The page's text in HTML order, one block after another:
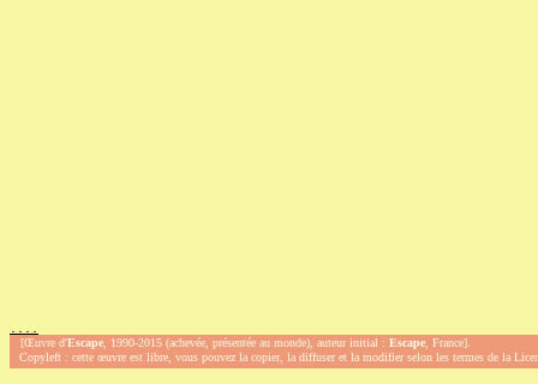
[Œuvre d'Escape, 1990-2015 (achevée, présentée au monde), auteur initial :Escape, France].
Copyleft : cette œuvre est libre, vous pouvez la copier, la diffuser et la modifier selon les termes de la